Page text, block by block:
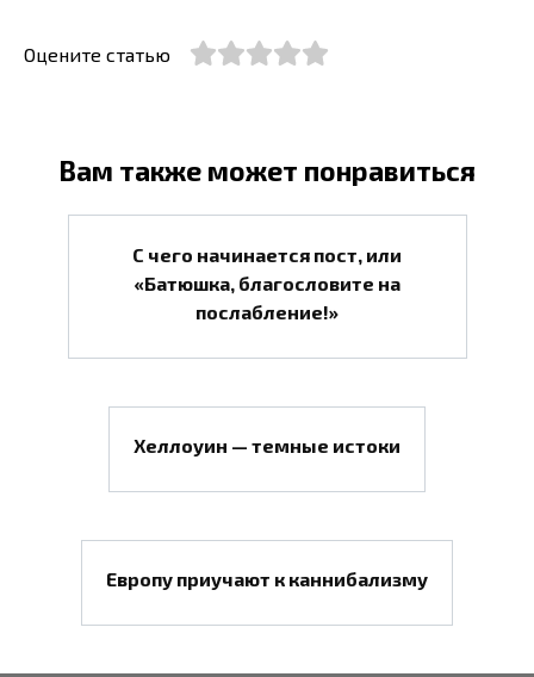
Оцените статью
Вам также может понравиться
С чего начинается пост, или
«Батюшка, благословите на
послабление!»
Хеллоуин — темные истоки
Европу приучают к каннибализму